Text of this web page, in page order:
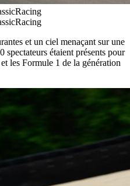
et un ciel menaçant sur une
spectateurs étaient présents pour
les Formule 1 de la génération